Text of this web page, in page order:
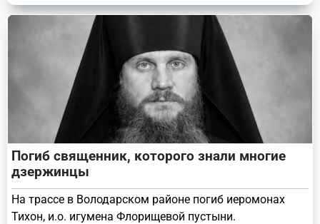
Погиб священник, которого знали многие
дзержинцы
На трассе в Володарском районе погиб иеромонах
Тихон, и.о. игумена Флорищевой пустыни.